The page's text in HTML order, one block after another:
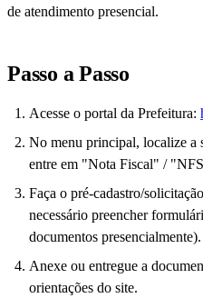
de atendimento presencial.
Passo a Passo
Acesse o portal da Prefeitura:
No menu principal, localize a
entre em "Nota Fiscal" /
Faça o pré-cadastro/
necessário preencher
documentos presencialmente).
Anexe ou entregue a
orientações do site.